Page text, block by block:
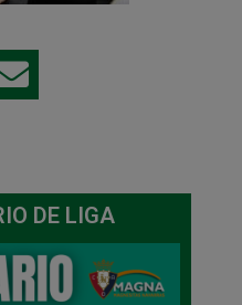
DE LIGA